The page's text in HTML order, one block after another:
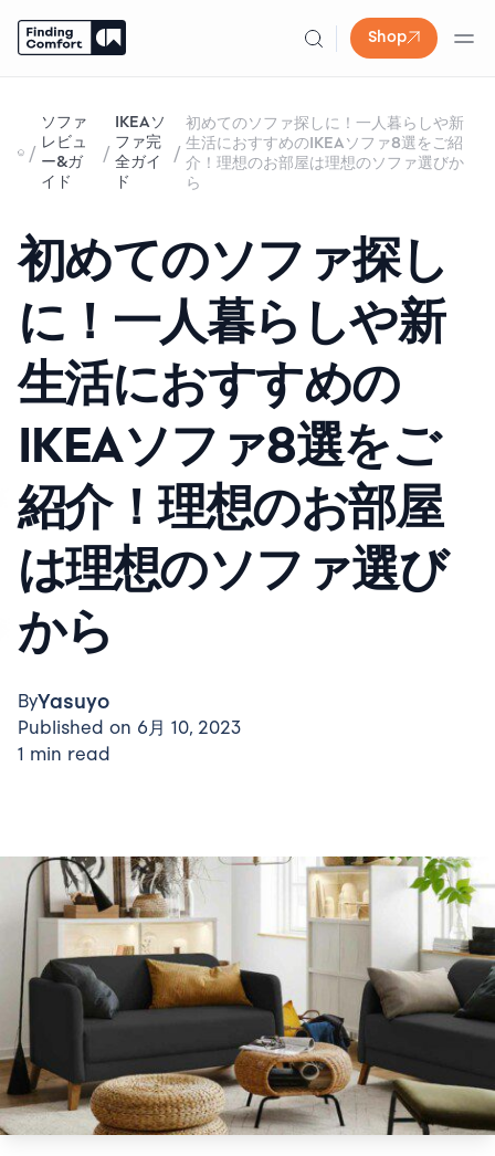
Shop
content
/
ソファ
レビュ
ー&ガ
イド
/
IKEAソ
ファ完
全ガイ
ド
/
初めてのソファ探しに！一人暮らしや新
生活におすすめのIKEAソファ8選をご紹
介！理想のお部屋は理想のソファ選びか
ら
初めてのソファ探し
に！一人暮らしや新
生活におすすめの
IKEAソファ8選をご
紹介！理想のお部屋
は理想のソファ選び
から
ByYasuyo
Published on 6月 10, 2023
1 min read